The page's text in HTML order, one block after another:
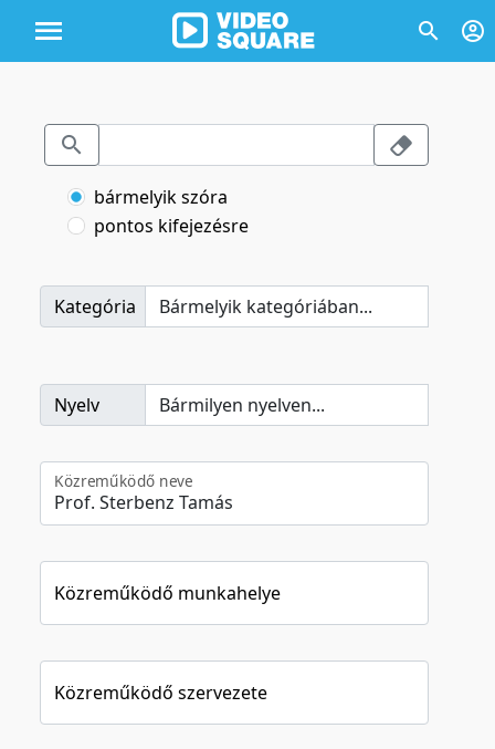
bármelyik szóra
pontos kifejezésre
Kategória
Nyelv
Közreműködő neve
Közreműködő munkahelye
Közreműködő szervezete